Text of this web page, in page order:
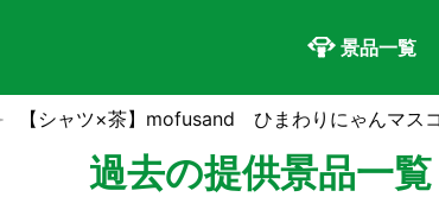
景品一覧
【シャツ×茶】mofusand ひまわりにゃんマス
過去の提供景品一覧